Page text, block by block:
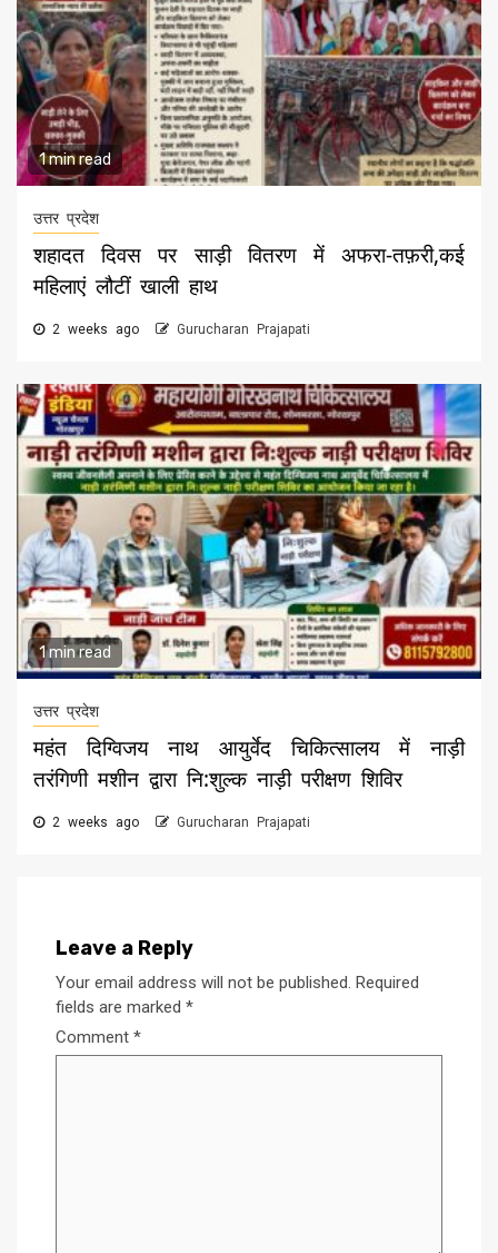
1 min read
उत्तर प्रदेश
शहादत दिवस पर साड़ी वितरण में अफरा-तफ़री,कई
महिलाएं लौटीं खाली हाथ
2 weeks ago Gurucharan Prajapati
1 min read
उत्तर प्रदेश
महंत दिग्विजय नाथ आयुर्वेद चिकित्सालय में नाड़ी
तरंगिणी मशीन द्वारा नि:शुल्क नाड़ी परीक्षण शिविर
2 weeks ago Gurucharan Prajapati
Leave a Reply
Your email address will not be published. Required
fields are marked *
Comment *